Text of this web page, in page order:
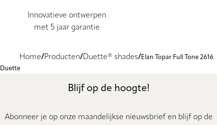
Innovatieve ontwerpen
met 5 jaar garantie
Home Producten Duette® shades
Elan Topar Full Tone 2616
Duette
Blijf op de hoogte!
Abonneer je op onze maandelijkse nieuwsbrief en blijf op de